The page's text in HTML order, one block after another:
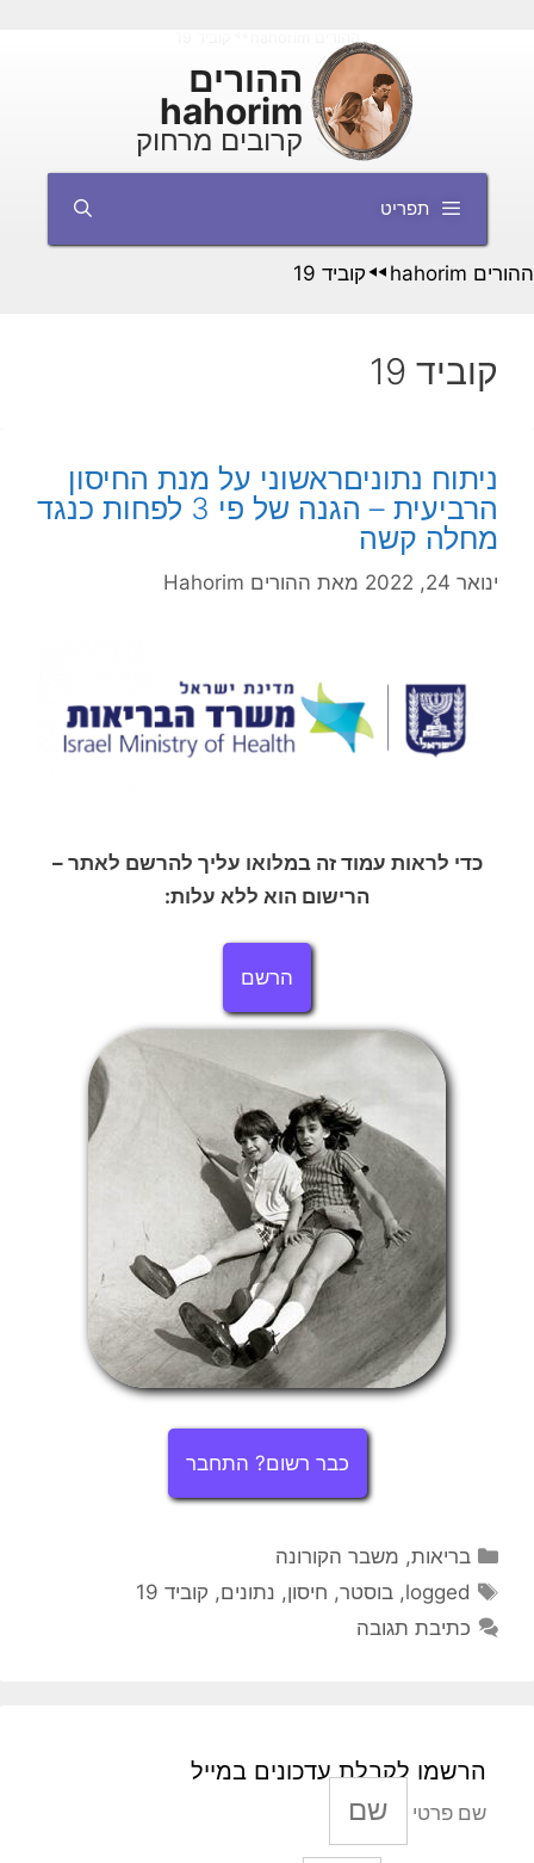
ההורים
hahorim
קרובים מרחוק
תפריט
ההורים hahorim ◄◄ קוביד 19
קוביד 19
ניתוח נתוניםראשוני על מנת החיסון
הרביעית – הגנה של פי 3 לפחות כנגד
מחלה קשה
ינואר 24, 2022 מאת ההורים Hahorim
כדי לראות עמוד זה במלואו עליך להרשם לאתר –
הרישום הוא ללא עלות:
הרשם
כבר רשום? התחבר
קטגוריות
בריאות, משבר הקורונה
תגיות
logged
,בוסטר, חיסון, נתונים, קוביד 19
כתיבת תגובה
הרשמו לקבלת עדכונים במייל
שם פרטי